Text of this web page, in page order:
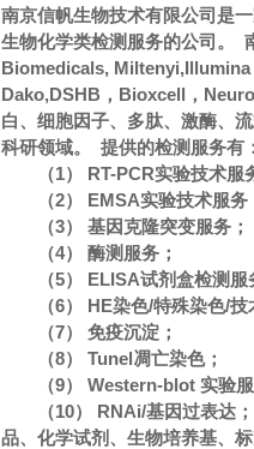
南京信帆生物技术有限公司是
生物化学类检测服务的公司。
Biomedicals,
Dako,DSHB，Bioxcell，
白、细胞因子、多肽、激酶、
科研领域。 提供的检测服务有：
（1） RT-PCR实验技术
（2） EMSA实验技术服务
（3） 基因克隆突变服务；
（4） 酶测服务；
（5） ELISA试剂盒检测服
（6） HE染色/特殊染色/
（7） 免疫沉淀；
（8） Tunel凋亡染色；
（9） Western-blot 实验服
（10） RNAi/基因过表达
品、化学试剂、生物培养基、